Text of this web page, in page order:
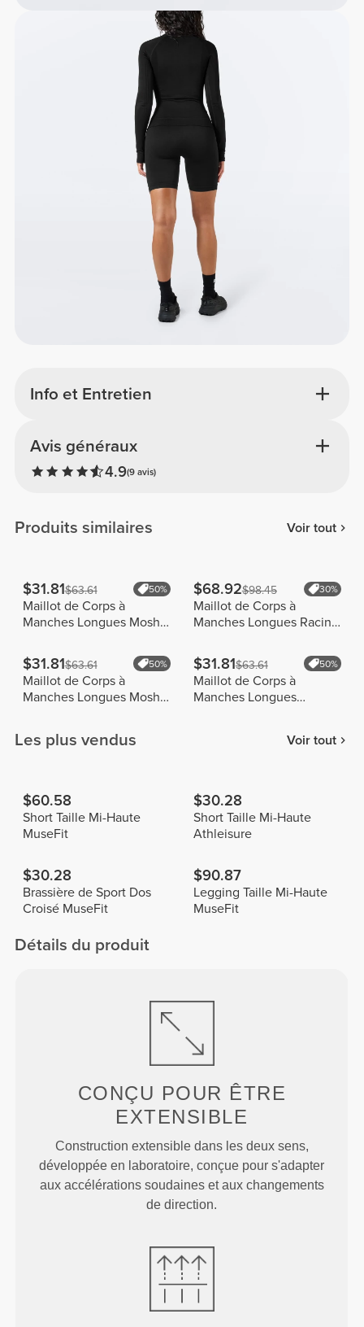
Info et Entretien
Avis généraux
4.9(9 avis)
Produits similaires Voir tout
$31.81$63.61 50%
Maillot de Corps à
Manches Longues Moshi
$68.92$98.45 30%
Maillot de Corps à
Manches Longues Racing
$31.81$63.61 50%
Maillot de Corps à
Manches Longues Moshi
$31.81$63.61 50%
Maillot de Corps à
Manches Longues
Les plus vendus Voir tout
$60.58
Short Taille Mi-Haute
MuseFit
$30.28
Short Taille Mi-Haute
Athleisure
$30.28
Brassière de Sport Dos
Croisé MuseFit
$90.87
Legging Taille Mi-Haute
MuseFit
Détails du produit
CONÇU POUR ÊTRE
EXTENSIBLE
Construction extensible dans les deux sens,
développée en laboratoire, conçue pour s'adapter
aux accélérations soudaines et aux changements
de direction.